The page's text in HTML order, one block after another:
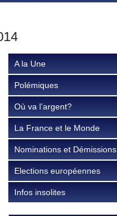
A la Une
Polémiques
Où va l’argent?
La France et le Monde
Nominations et Démissions
Elections européennes
Infos insolites